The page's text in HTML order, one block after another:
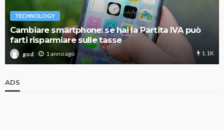
TECHNOLOGY
Cambiare smartphone: se hai la Partita IVA può
farti risparmiare sulle tasse
god 1 anno ago 1.1K
ADS